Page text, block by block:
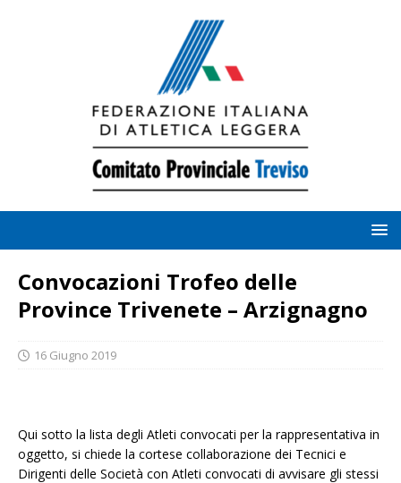
Convocazioni Trofeo delle
Province Trivenete – Arzignagno
16 Giugno 2019
Qui sotto la lista degli Atleti convocati per la rappresentativa in
oggetto, si chiede la cortese collaborazione dei Tecnici e
Dirigenti delle Società con Atleti convocati di avvisare gli stessi